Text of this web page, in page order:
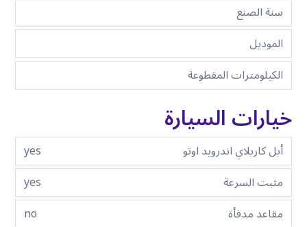
سنة الصنع
الموديل
الكيلومترات المقطوعة
خيارات السيارة
أبل كاربلاي اندرويد اوتو
yes
مثبت السرعة
yes
مقاعد مدفأة
no